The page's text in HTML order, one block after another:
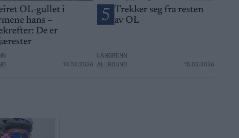
OL-gullet i
hans –
De er
14.02.2026
5 Trekker seg fra resten
av OL
LANGRENN
ALLROUND
15.02.2026